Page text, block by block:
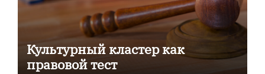
Культурный кластер как
правовой тест